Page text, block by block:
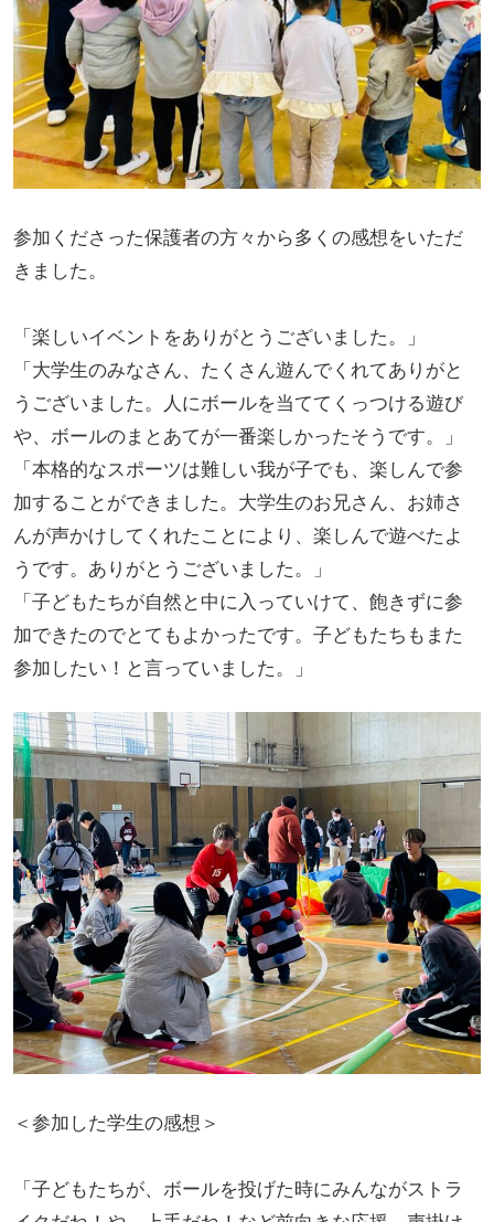
参加くださった保護者の方々から多くの感想をいただ
きました。
「楽しいイベントをありがとうございました。」
「大学生のみなさん、たくさん遊んでくれてありがと
うございました。人にボールを当ててくっつける遊び
や、ボールのまとあてが一番楽しかったそうです。」
「本格的なスポーツは難しい我が子でも、楽しんで参
加することができました。大学生のお兄さん、お姉さ
んが声かけしてくれたことにより、楽しんで遊べたよ
うです。ありがとうございました。」
「子どもたちが自然と中に入っていけて、飽きずに参
加できたのでとてもよかったです。子どもたちもまた
参加したい！と言っていました。」
＜参加した学生の感想＞
「子どもたちが、ボールを投げた時にみんながストラ